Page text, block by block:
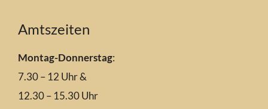
Amtszeiten
Montag-Donnerstag:
7.30 – 12 Uhr &
12.30 – 15.30 Uhr